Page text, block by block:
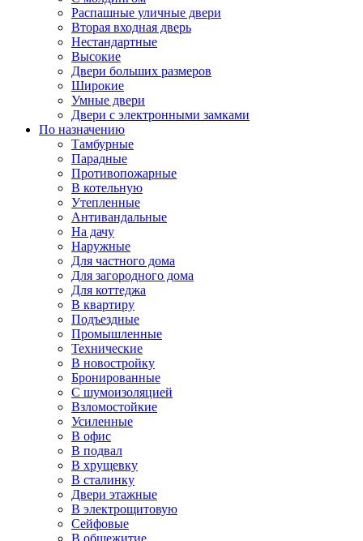
Распашные уличные двери
Вторая входная дверь
Нестандартные
Высокие
Двери больших размеров
Широкие
Умные двери
Двери с электронными замками
По назначению
Тамбурные
Парадные
Противопожарные
В котельную
Утепленные
Антивандальные
На дачу
Наружные
Для частного дома
Для загородного дома
Для коттеджа
В квартиру
Подъездные
Промышленные
Технические
В новостройку
Бронированные
С шумоизоляцией
Взломостойкие
Усиленные
В офис
В подвал
В хрущевку
В сталинку
Двери этажные
В электрощитовую
Сейфовые